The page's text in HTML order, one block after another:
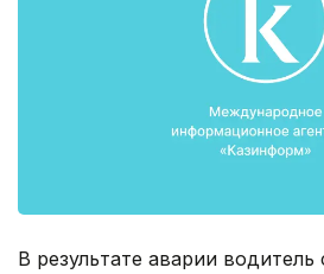
В результате аварии